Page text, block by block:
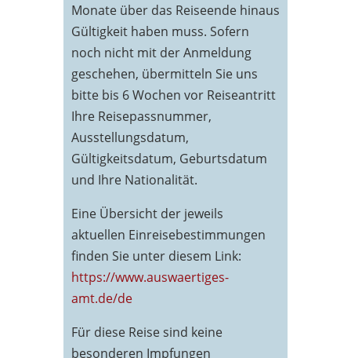
Monate über das Reiseende hinaus
Gültigkeit haben muss. Sofern
noch nicht mit der Anmeldung
geschehen, übermitteln Sie uns
bitte bis 6 Wochen vor Reiseantritt
Ihre Reisepassnummer,
Ausstellungsdatum,
Gültigkeitsdatum, Geburtsdatum
und Ihre Nationalität.
Eine Übersicht der jeweils
aktuellen Einreisebestimmungen
finden Sie unter diesem Link:
https://www.auswaertiges-
amt.de/de
Für diese Reise sind keine
besonderen Impfungen